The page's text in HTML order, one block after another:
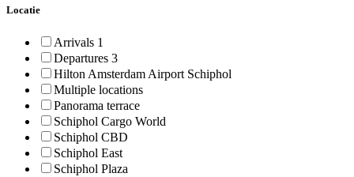
Locatie
Arrivals 1
Departures 3
Hilton Amsterdam Airport Schiphol
Multiple locations
Panorama terrace
Schiphol Cargo World
Schiphol CBD
Schiphol East
Schiphol Plaza